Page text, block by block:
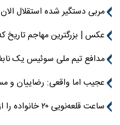
مربی دستگیر شده استقلال
عکس | بزرگترین مهاجم تاریخ
مدافع تیم ملی سوئیس یک
عجیب اما واقعی: رضاییان و مسی بهترین بازیکنان جام جهانی!
ساعت قلعه‌نویی ۲۰ خانواده را از فلاکت نجات می‌دهد